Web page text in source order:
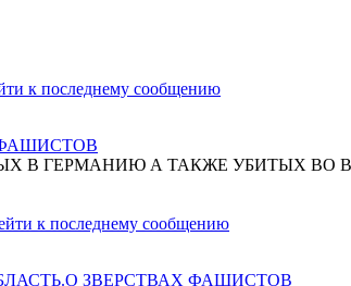
В ГЕРМАНИЮ А ТАКЖЕ УБИТЫХ ВО
ЗВЕРСТВАХ ФАШИСТОВ